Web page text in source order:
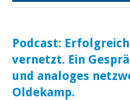
Podcast:
vernetzt. Ein
und analoges
Oldekamp.